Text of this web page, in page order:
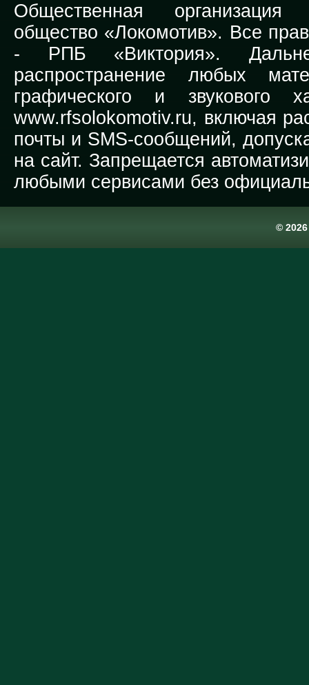
Общественная организация
общество «Локомотив». Все
- РПБ «Виктория».
распространение любых
графического и звукового
www.rfsolokomotiv.ru, включая
почты и SMS-сообщений,
на сайт. Запрещается
любыми сервисами без
©